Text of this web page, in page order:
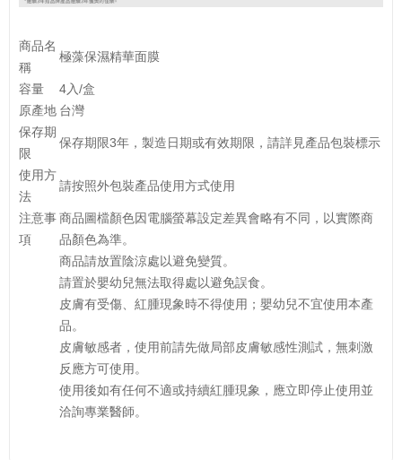
商品名
稱
極藻保濕精華面膜
容量
4入/盒
原產地 台灣
保存期
限
保存期限3年，製造日期或有效期限，請詳見產品包裝標示
使用方
法
請按照外包裝產品使用方式使用
注意事
項
商品圖檔顏色因電腦螢幕設定差異會略有不同，以實際商
品顏色為準。
商品請放置陰涼處以避免變質。
請置於嬰幼兒無法取得處以避免誤食。
皮膚有受傷、紅腫現象時不得使用；嬰幼兒不宜使用本產
品。
皮膚敏感者，使用前請先做局部皮膚敏感性測試，無刺激
反應方可使用。
使用後如有任何不適或持續紅腫現象，應立即停止使用並
洽詢專業醫師。